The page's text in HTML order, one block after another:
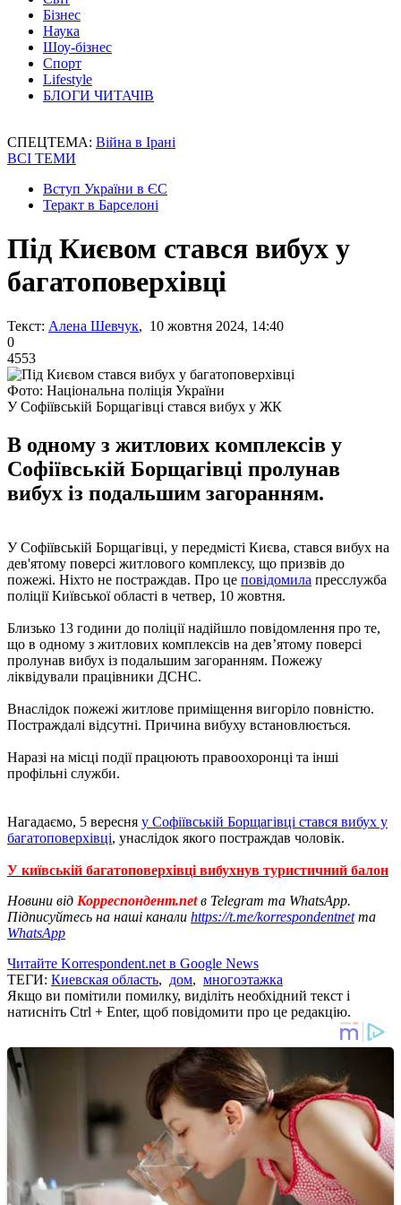
Бізнес
Наука
Шоу-бізнес
Спорт
Lifestyle
БЛОГИ ЧИТАЧІВ
СПЕЦТЕМА: Війна в Ірані
ВСІ ТЕМИ
Вступ України в ЄС
Теракт в Барселоні
Під Києвом стався вибух у
багатоповерхівці
Текст: Алена Шевчук, 10 жовтня 2024, 14:40
0
4553
Фото: Національна поліція України
У Софіївській Борщагівці стався вибух у ЖК
В одному з житлових комплексів у
Софіївській Борщагівці пролунав
вибух із подальшим загоранням.
У Софіївській Борщагівці, у передмісті Києва, стався вибух на
дев'ятому поверсі житлового комплексу, що призвів до
пожежі. Ніхто не постраждав. Про це повідомила пресслужба
поліції Київської області в четвер, 10 жовтня.
Близько 13 години до поліції надійшло повідомлення про те,
що в одному з житлових комплексів на девʼятому поверсі
пролунав вибух із подальшим загоранням. Пожежу
ліквідували працівники ДСНС.
Внаслідок пожежі житлове приміщення вигоріло повністю.
Постраждалі відсутні. Причина вибуху встановлюється.
Наразі на місці події працюють правоохоронці та інші
профільні служби.
Нагадаємо, 5 вересня у Софіївській Борщагівці стався вибух у
багатоповерхівці, унаслідок якого постраждав чоловік.
У київській багатоповерхівці вибухнув туристичний балон
Новини від Корреспондент.netв Telegram та WhatsApp.
Підписуйтесь на наші канали https://t.me/korrespondentnetта
WhatsApp
Читайте Korrespondent.net в Google News
ТЕГИ: Киевская область, дом, многоэтажка
Якщо ви помітили помилку, виділіть необхідний текст і
натисніть Ctrl + Enter, щоб повідомити про це редакцію.